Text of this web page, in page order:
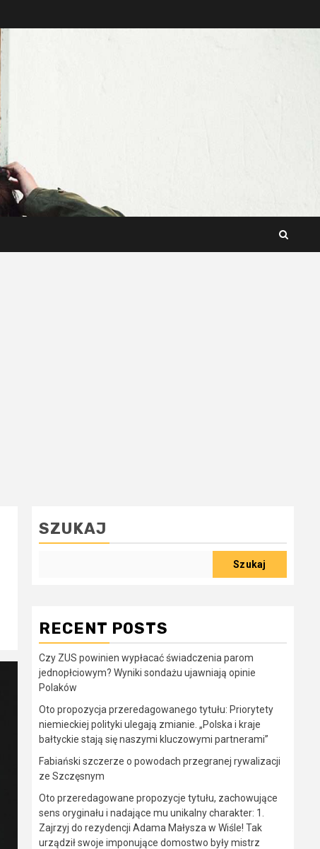
SZUKAJ
Szukaj
RECENT POSTS
Czy ZUS powinien wypłacać świadczenia parom
jednopłciowym? Wyniki sondażu ujawniają opinie
Polaków
Oto propozycja przeredagowanego tytułu: Priorytety
niemieckiej polityki ulegają zmianie. „Polska i kraje
bałtyckie stają się naszymi kluczowymi partnerami”
Fabiański szczerze o powodach przegranej rywalizacji
ze Szczęsnym
Oto przeredagowane propozycje tytułu, zachowujące
sens oryginału i nadające mu unikalny charakter: 1.
Zajrzyj do rezydencji Adama Małysza w Wiśle! Tak
urządził swoje imponujące domostwo były mistrz